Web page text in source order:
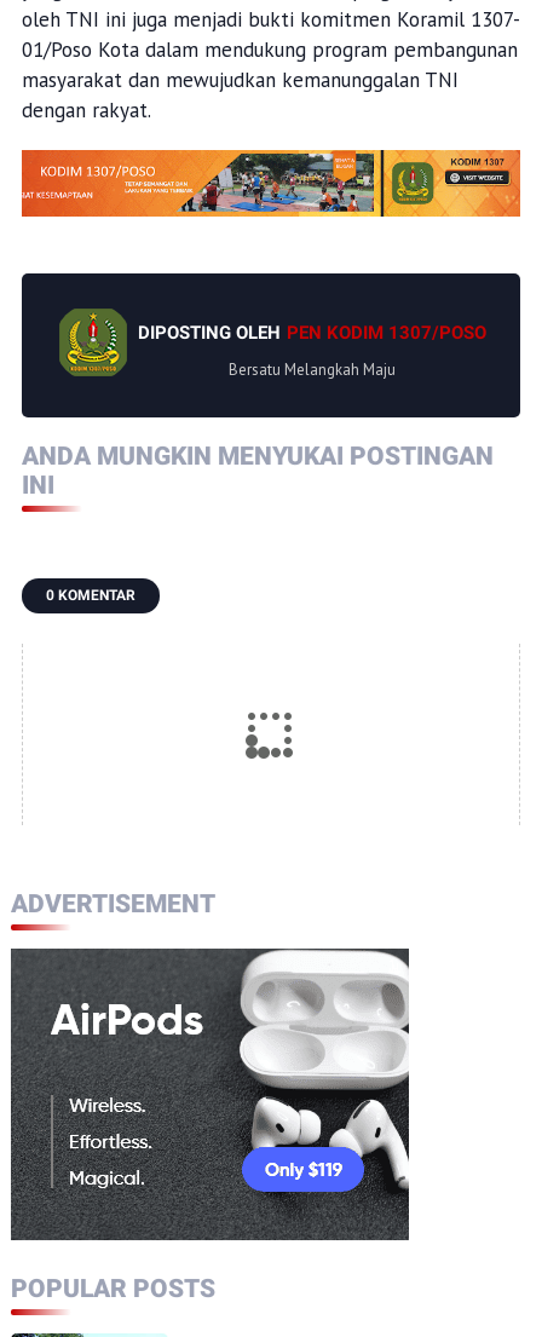
oleh TNI ini juga menjadi bukti komitmen Koramil 1307-
01/Poso Kota dalam mendukung program pembangunan
masyarakat dan mewujudkan kemanunggalan TNI
dengan rakyat.
DIPOSTING OLEH PEN KODIM 1307/POSO
Bersatu Melangkah Maju
ANDA MUNGKIN MENYUKAI POSTINGAN
INI
0 KOMENTAR
ADVERTISEMENT
POPULAR POSTS